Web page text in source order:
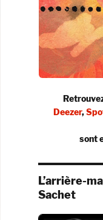
Deezer,
sont
L’arrière-
Sachet